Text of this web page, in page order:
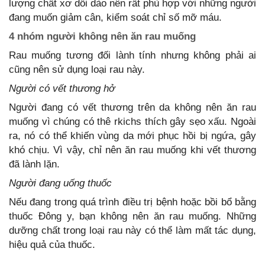
lượng chất xơ dồi dào nên rất phù hợp với những người
đang muốn giảm cân, kiểm soát chỉ số mỡ máu.
4 nhóm người không nên ăn rau muống
Rau muống tương đối lành tính nhưng không phải ai
cũng nên sử dụng loại rau này.
Người có vết thương hở
Người đang có vết thương trên da không nên ăn rau
muống vì chúng có thê rkichs thích gây sẹo xấu. Ngoài
ra, nó có thể khiến vùng da mới phục hồi bị ngứa, gây
khó chịu. Vì vậy, chỉ nên ăn rau muống khi vết thương
đã lành lặn.
Người đang uống thuốc
Nếu đang trong quá trình điều trị bệnh hoặc bồi bổ bằng
thuốc Đông y, bạn không nên ăn rau muống. Những
dưỡng chất trong loại rau này có thể làm mất tác dụng,
hiệu quả của thuốc.